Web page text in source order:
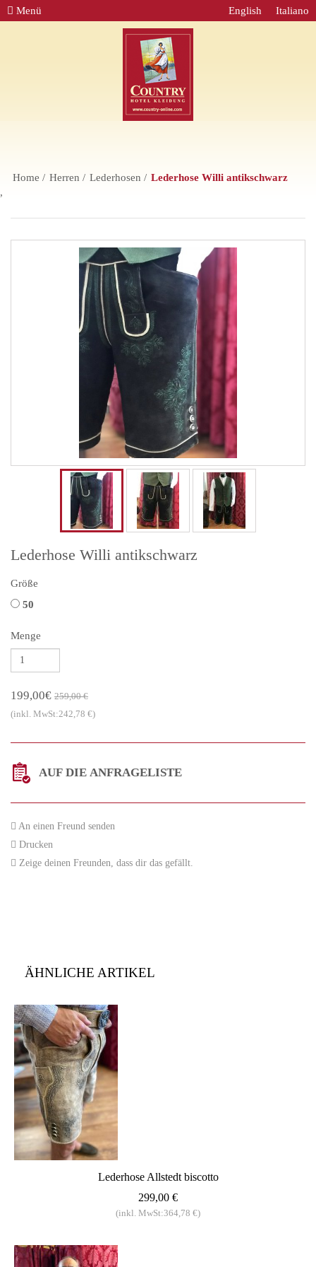
Menü Italiano
English
Home Herren Lederhosen
Lederhose Willi antikschwarz
,
Lederhose Willi antikschwarz
Größe
50
Menge
199,00€ 259,00 €
(inkl. MwSt:242,78 €)
AUF DIE ANFRAGELISTE
An einen Freund senden
Drucken
Zeige deinen Freunden, dass dir das gefällt.
ÄHNLICHE ARTIKEL
Lederhose Allstedt biscotto
299,00 €
(inkl. MwSt:364,78 €)